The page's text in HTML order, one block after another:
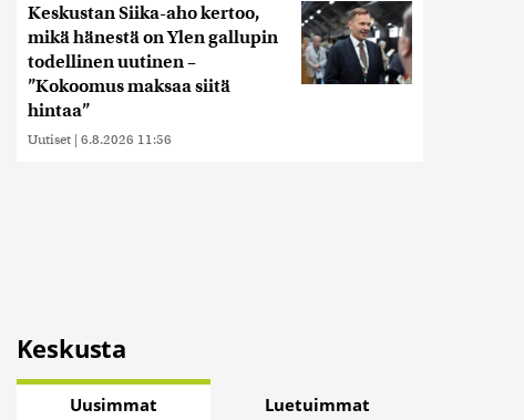
Keskustan Siika-aho kertoo,
mikä hänestä on Ylen gallupin
todellinen uutinen –
”Kokoomus maksaa siitä
hintaa”
Uutiset | 6.8.2026 11:56
Keskusta
Uusimmat Luetuimmat